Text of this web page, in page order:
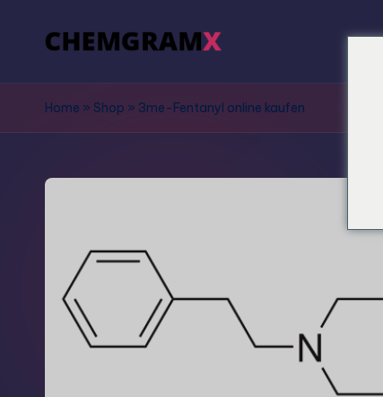
Home » Shop » 3me-Fentanyl online kaufen